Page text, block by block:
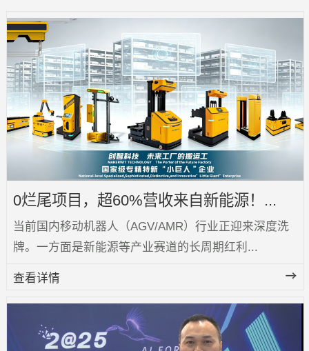
0烂尾项目，超60%营收来自新能源！...
当前国内移动机器人（AGV/AMR）行业正迎来深度洗
牌。一方面是新能源等产业赛道的长周期红利...
查看详情